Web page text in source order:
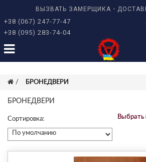
ВЫЗВАТЬ ЗАМЕРЩИКА
+38 (067) 247-77-47
+38 (095) 283-74-04
БРОНЕДВЕРИ
БРОНЕДВЕРИ
Сортировка: Выбрать